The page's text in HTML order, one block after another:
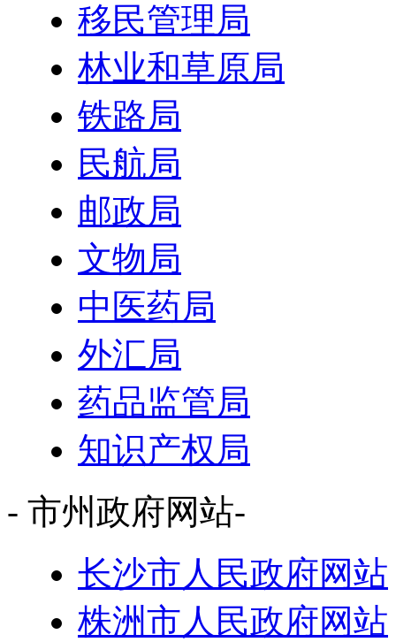
移民管理局
林业和草原局
铁路局
民航局
邮政局
文物局
中医药局
外汇局
药品监管局
知识产权局
- 市州政府网站-
长沙市人民政府网站
株洲市人民政府网站